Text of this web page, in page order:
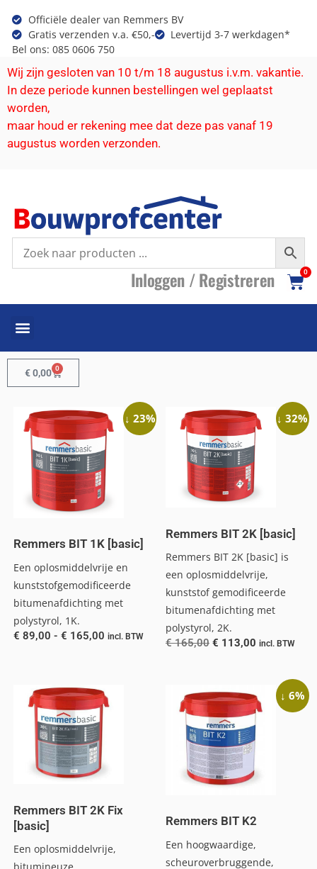
Officiële dealer van Remmers BV
Gratis verzenden v.a. €50,-
Levertijd 3-7 werkdagen*
Bel ons: 085 0606 750
Wij zijn gesloten van 10 t/m 18 augustus i.v.m. vakantie.
In deze periode kunnen bestellingen wel geplaatst
worden,
maar houd er rekening mee dat deze pas vanaf 19
augustus worden verzonden.
Inloggen /Registreren 0
€0,00 0
↓ 23%
Remmers BIT 1K [basic]
Een oplosmiddelvrije en
kunststofgemodificeerde
bitumenafdichting met
polystyrol, 1K.
€ 89,00 - € 165,00 incl. BTW
↓ 32%
Remmers BIT 2K [basic]
Remmers BIT 2K [basic] is
een oplosmiddelvrije,
kunststof gemodificeerde
bitumenafdichting met
polystyrol, 2K.
€165,00 € 113,00 incl. BTW
Remmers BIT 2K Fix
[basic]
Een oplosmiddelvrije,
↓ 6%
Remmers BIT K2
Een hoogwaardige,
scheuroverbruggende,